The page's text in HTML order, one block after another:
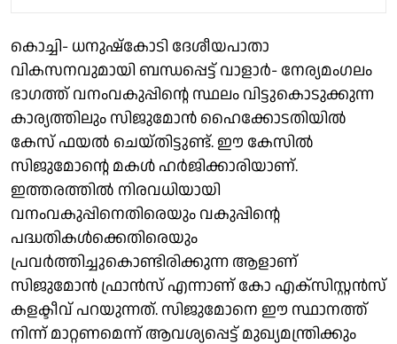
കൊച്ചി- ധനുഷ്കോടി ദേശീയപാതാ
വികസനവുമായി ബന്ധപ്പെട്ട് വാളാർ- നേര്യമംഗലം
ഭാഗത്ത് വനംവകുപ്പിൻ്റെ സ്ഥലം വിട്ടുകൊടുക്കുന്ന
കാര്യത്തിലും സിജുമോൻ ഹൈക്കോടതിയിൽ
കേസ് ഫയൽ ചെയ്തിട്ടുണ്ട്. ഈ കേസിൽ
സിജുമോൻ്റെ മകൾ ഹർജിക്കാരിയാണ്.
ഇത്തരത്തിൽ നിരവധിയായി
വനംവകുപ്പിനെതിരെയും വകുപ്പിൻ്റെ
പദ്ധതികൾക്കെതിരെയും
പ്രവർത്തിച്ചുകൊണ്ടിരിക്കുന്ന ആളാണ്
സിജുമോൻ ഫ്രാൻസ് എന്നാണ് കോ എക്സിസ്റ്റൻസ്
കളക്ടീവ് പറയുന്നത്. സിജുമോനെ ഈ സ്ഥാനത്ത്
നിന്ന് മാറ്റണമെന്ന് ആവശ്യപ്പെട്ട് മുഖ്യമന്ത്രിക്കും